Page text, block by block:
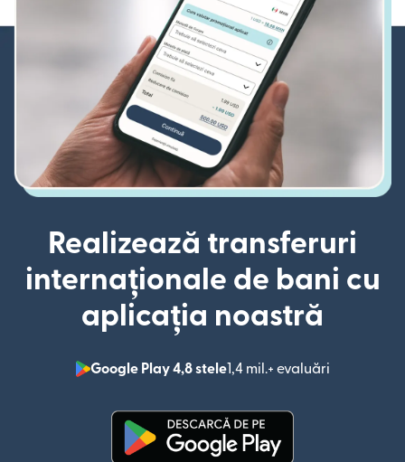
Realizează transferuri
internaționale de bani cu
aplicația noastră
Google Play 4,8 stele1,4 mil.+ evaluări
(se